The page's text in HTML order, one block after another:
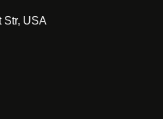
Str, USA